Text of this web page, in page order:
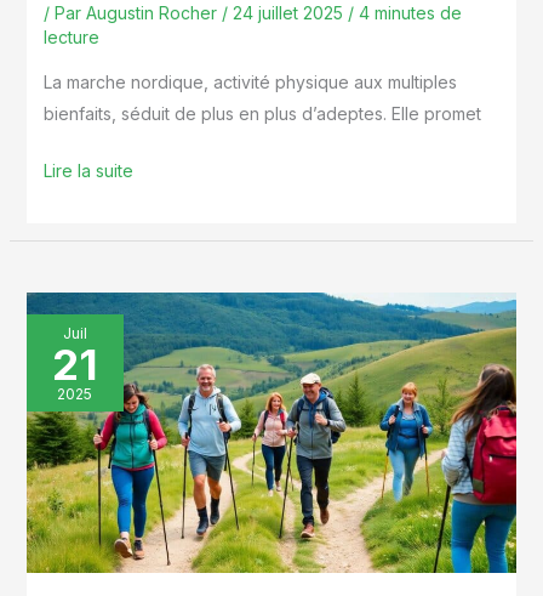
/ Par Augustin Rocher / 24 juillet 2025 / 4 minutes de
lecture
La marche nordique, activité physique aux multiples
bienfaits, séduit de plus en plus d’adeptes. Elle promet
Lire la suite
Juil
21
2025
Devenir
Coach
Sportif
en
Marche
Nordique